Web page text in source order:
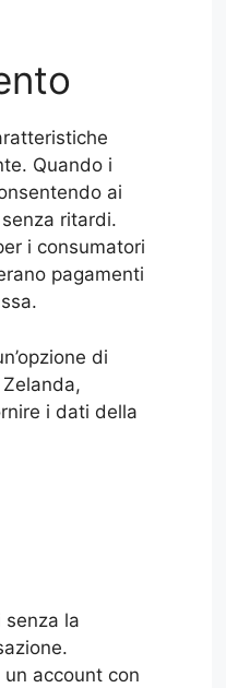
Quando i
ai
ritardi.
i consumatori
pagamenti
di
i dati della
la
account con